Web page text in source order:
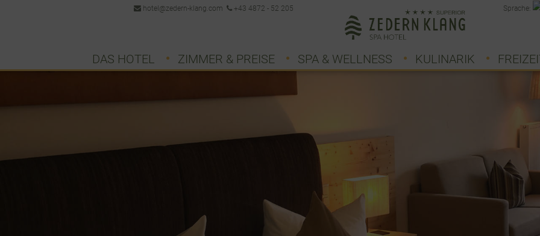
hotel@zedern-klang.com +43 4872 - 52 205 Sprache:
DAS HOTEL ZIMMER & PREISE SPA & WELLNESS KULINARIK